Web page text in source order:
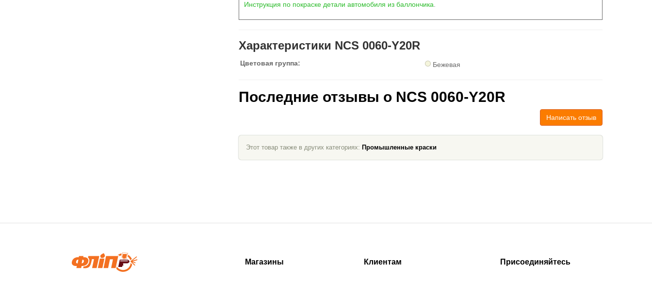
Инструкция по покраске детали автомобиля из баллончика
Характеристики NCS 0060-Y20R
Цветовая группа: Бежевая
Последние отзывы о NCS 0060-Y20R
Написать отзыв
Этот товар также в других категориях: Промышленные краски
Магазины Клиентам Присоединяйтесь